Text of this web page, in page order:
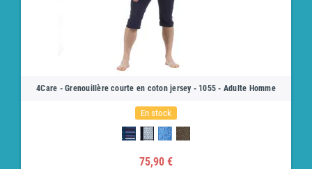
4Care - Grenouillère courte en coton jersey - 1055 - Adulte Homme
En stock
75,90 €